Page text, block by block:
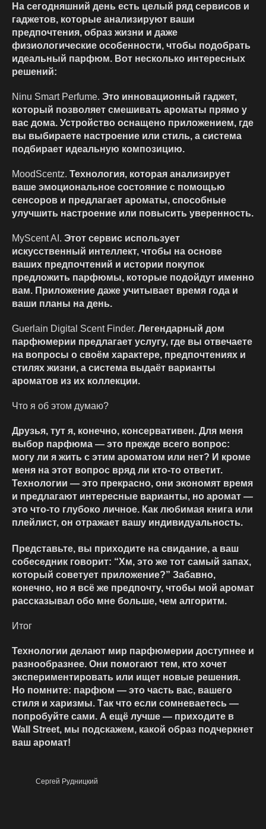
На сегодняшний день есть целый ряд сервисов и
гаджетов, которые анализируют ваши
предпочтения, образ жизни и даже
физиологические особенности, чтобы подобрать
идеальный парфюм. Вот несколько интересных
решений:
Ninu Smart Perfume. Это инновационный гаджет,
который позволяет смешивать ароматы прямо у
вас дома. Устройство оснащено приложением, где
вы выбираете настроение или стиль, а система
подбирает идеальную композицию.
MoodScentz. Технология, которая анализирует
ваше эмоциональное состояние с помощью
сенсоров и предлагает ароматы, способные
улучшить настроение или повысить уверенность.
MyScent AI. Этот сервис использует
искусственный интеллект, чтобы на основе
ваших предпочтений и истории покупок
предложить парфюмы, которые подойдут именно
вам. Приложение даже учитывает время года и
ваши планы на день.
Guerlain Digital Scent Finder. Легендарный дом
парфюмерии предлагает услугу, где вы отвечаете
на вопросы о своём характере, предпочтениях и
стилях жизни, а система выдаёт варианты
ароматов из их коллекции.
Что я об этом думаю?
Друзья, тут я, конечно, консервативен. Для меня
выбор парфюма — это прежде всего вопрос:
могу ли я жить с этим ароматом или нет? И кроме
меня на этот вопрос вряд ли кто-то ответит.
Технологии — это прекрасно, они экономят время
и предлагают интересные варианты, но аромат —
это что-то глубоко личное. Как любимая книга или
плейлист, он отражает вашу индивидуальность.
Представьте, вы приходите на свидание, а ваш
собеседник говорит: “Хм, это же тот самый запах,
который советует приложение?” Забавно,
конечно, но я всё же предпочту, чтобы мой аромат
рассказывал обо мне больше, чем алгоритм.
Итог
Технологии делают мир парфюмерии доступнее и
разнообразнее. Они помогают тем, кто хочет
экспериментировать или ищет новые решения.
Но помните: парфюм — это часть вас, вашего
стиля и харизмы. Так что если сомневаетесь —
попробуйте сами. А ещё лучше — приходите в
Wall Street, мы подскажем, какой образ подчеркнет
ваш аромат!
Сергей Рудницкий